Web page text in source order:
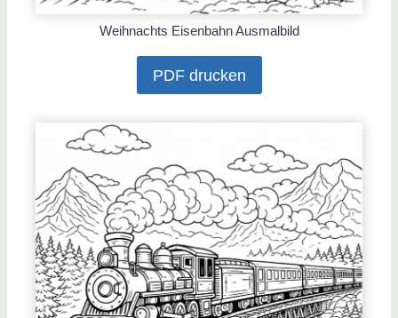
Weihnachts Eisenbahn Ausmalbild
PDF drucken